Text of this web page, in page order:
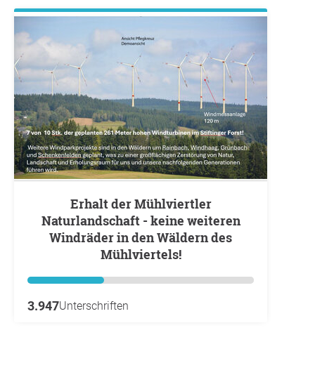
Erhalt der Mühlviertler
Naturlandschaft - keine weiteren
Windräder in den Wäldern des
Mühlviertels!
3.947Unterschriften